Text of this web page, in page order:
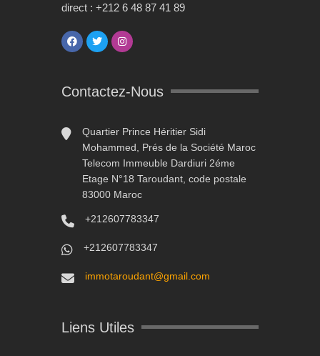
direct : +212 6 48 87 41 89
Contactez-Nous
Quartier Prince Héritier Sidi
Mohammed, Prés de la Société Maroc
Telecom Immeuble Dardiuri 2éme
Etage N°18 Taroudant, code postale
83000 Maroc
+212607783347
+212607783347
immotaroudant@gmail.com
Liens Utiles